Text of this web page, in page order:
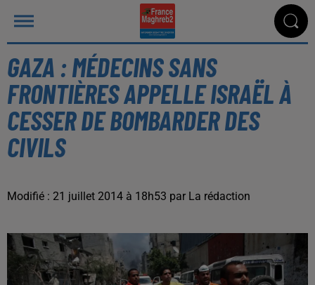
GAZA : MÉDECINS SANS
FRONTIÈRES APPELLE ISRAËL À
CESSER DE BOMBARDER DES
CIVILS
Modifié : 21 juillet 2014 à 18h53 par La rédaction